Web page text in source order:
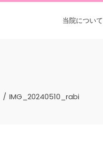
当院について
IMG_20240510_rabi